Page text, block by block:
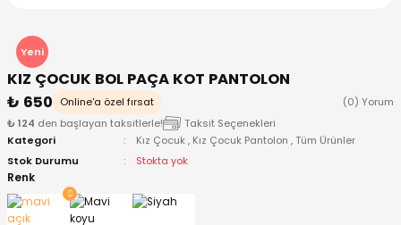
Yeni
KIZ ÇOCUK BOL PAÇA KOT PANTOLON
₺ 650
Online'a özel fırsat
(0) Yorum
₺ 124 den başlayan taksitlerle!
Taksit Seçenekleri
Kategori
Kız Çocuk , Kız Çocuk Pantolon ,Tüm Ürünler
Stok Durumu
Stokta yok
Renk
Giyim
Bere ve Eldiven
Body
Body
ve Patik
Çıkışı ve Zıbın Seti